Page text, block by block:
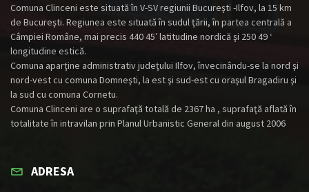
Comuna Clinceni este situată în V-SV regiunii Bucureşti -Ilfov, la 15 km
de Bucureşti. Regiunea este situată în sudul ţării, în partea centrală a
Câmpiei Române, mai precis 440 45′ latitudine nordică şi 250 49 ‘
longitudine estică.
Comuna aparţine administrativ judeţului Ilfov, învecinându-se la nord şi
nord-vest cu comuna Domneşti, la est şi sud-est cu oraşul Bragadiru şi
la sud cu comuna Cornetu.
Comuna Clinceni are o suprafaţă totală de 2367 ha , suprafaţă aflată în
totalitate în intravilan prin Planul Urbanistic General din august 2006
ADRESA